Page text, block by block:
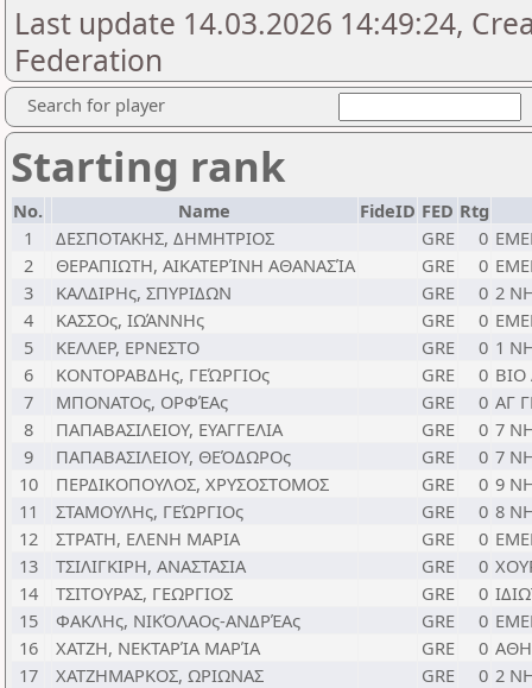
Last update 14.03.2026 14:49:24,
Federation
Search for player
Starting rank
No. Name FideID FED Rtg
1
ΔΕΣΠΟΤΑΚΗΣ, ΔΗΜΗΤΡΙΟΣ GRE 0
2
ΘΕΡΑΠΙΩΤΗ, ΑΙΚΑΤΕΡΊΝΗ ΑΘΑΝΑΣΊΑ GRE 0
3
ΚΑΛΔΙΡΗς, ΣΠΥΡΙΔΩΝ GRE 0 2
4
ΚΑΣΣΟς, ΙΩΆΝΝΗς GRE 0
5
ΚΕΛΛΕΡ, ΕΡΝΕΣΤΟ GRE 0 1
6
ΚΟΝΤΟΡΑΒΔΗς, ΓΕΏΡΓΙΟς GRE 0 ΒΙΟ
7
ΜΠΟΝΑΤΟς, ΟΡΦΈΑς GRE 0 ΑΓ
8
ΠΑΠΑΒΑΣΙΛΕΙΟΥ, ΕΥΑΓΓΕΛΙΑ GRE 0 7
9
ΠΑΠΑΒΑΣΙΛΕΙΟΥ, ΘΕΌΔΩΡΟς GRE 0 7
10
ΠΕΡΔΙΚΟΠΟΥΛΟΣ, ΧΡΥΣΟΣΤΟΜΟΣ GRE 0 9
11
ΣΤΑΜΟΥΛΗς, ΓΕΏΡΓΙΟς GRE 0 8
12
ΣΤΡΑΤΗ, ΕΛΕΝΗ ΜΑΡΙΑ GRE 0
13
ΤΣΙΛΙΓΚΙΡΗ, ΑΝΑΣΤΑΣΙΑ GRE 0
14
ΤΣΙΤΟΥΡΑΣ, ΓΕΩΡΓΙΟΣ GRE 0
15
ΦΑΚΛΗς, ΝΙΚΌΛΑΟς-ΑΝΔΡΈΑς GRE 0
16
ΧΑΤΖΗ, ΝΕΚΤΑΡΊΑ ΜΑΡΊΑ GRE 0
17
ΧΑΤΖΗΜΑΡΚΟΣ, ΩΡΙΩΝΑΣ GRE 0 2